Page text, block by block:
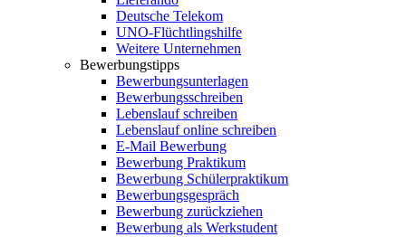
Deutsche Telekom
UNO-Flüchtlingshilfe
Weitere Unternehmen
Bewerbungstipps
Bewerbungsunterlagen
Bewerbungsschreiben
Lebenslauf schreiben
Lebenslauf online schreiben
E-Mail Bewerbung
Bewerbung Praktikum
Bewerbung Schülerpraktikum
Bewerbungsgespräch
Bewerbung zurückziehen
Bewerbung als Werkstudent